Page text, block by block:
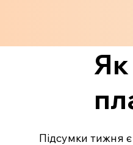
Підсумки тижня